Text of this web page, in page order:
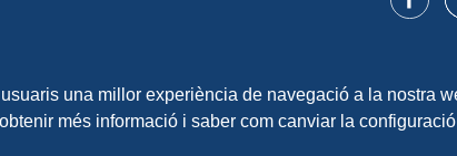
una millor experiència de navegació a la nostra
més informació i saber com canviar la